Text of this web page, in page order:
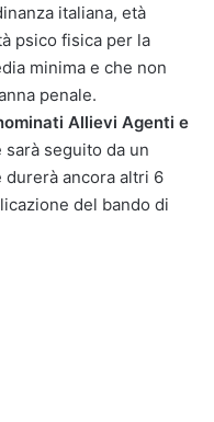
italiana, età
psico fisica per la
minima e che non
penale.
Allievi Agenti e
sarà seguito da un
durerà ancora altri 6
del bando di